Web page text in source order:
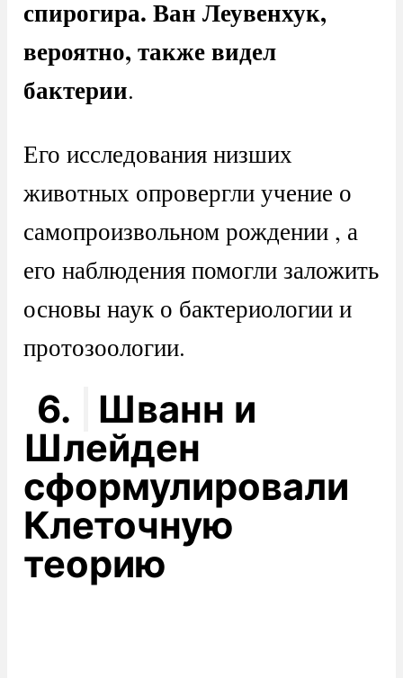
спирогира. Ван Леувенхук,
вероятно, также видел
бактерии.
Его исследования низших
животных опровергли учение о
самопроизвольном рождении , а
его наблюдения помогли заложить
основы наук о бактериологии и
протозоологии.
6.
Шванн и
Шлейден
сформулировали
Клеточную
теорию